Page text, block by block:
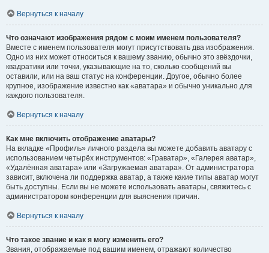
Вернуться к началу
Что означают изображения рядом с моим именем пользователя?
Вместе с именем пользователя могут присутствовать два изображения.
Одно из них может относиться к вашему званию, обычно это звёздочки,
квадратики или точки, указывающие на то, сколько сообщений вы
оставили, или на ваш статус на конференции. Другое, обычно более
крупное, изображение известно как «аватара» и обычно уникально для
каждого пользователя.
Вернуться к началу
Как мне включить отображение аватары?
На вкладке «Профиль» личного раздела вы можете добавить аватару с
использованием четырёх инструментов: «Граватар», «Галерея аватар»,
«Удалённая аватара» или «Загружаемая аватара». От администратора
зависит, включена ли поддержка аватар, а также какие типы аватар могут
быть доступны. Если вы не можете использовать аватары, свяжитесь с
администратором конференции для выяснения причин.
Вернуться к началу
Что такое звание и как я могу изменить его?
Звания, отображаемые под вашим именем, отражают количество